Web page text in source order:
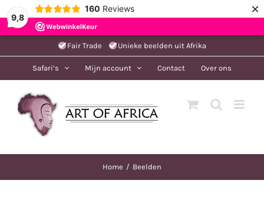
9,8
160 Reviews ×
naar
Fair Trade Unieke beelden uit Afrika
Safari’s Mijn account Contact Over ons
Home Beelden